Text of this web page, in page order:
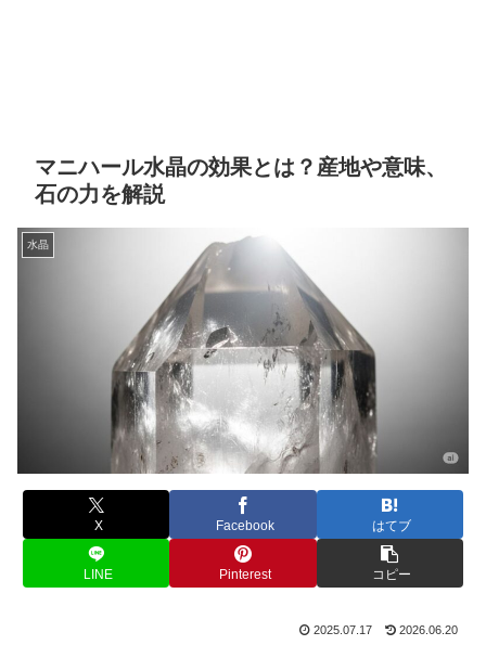
マニハール水晶の効果とは？産地や意味、
石の力を解説
水晶
X Facebook はてブ
LINE Pinterest コピー
2025.07.17 2026.06.20